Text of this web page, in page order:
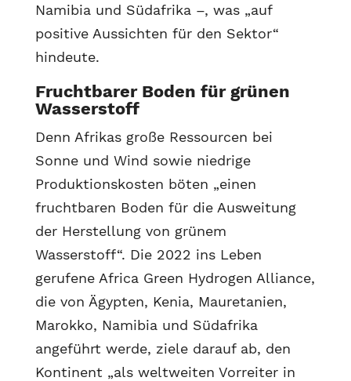
Namibia und Südafrika –, was „auf
positive Aussichten für den Sektor“
hindeute.
Fruchtbarer Boden für grünen
Wasserstoff
Denn Afrikas große Ressourcen bei
Sonne und Wind sowie niedrige
Produktionskosten böten „einen
fruchtbaren Boden für die Ausweitung
der Herstellung von grünem
Wasserstoff“. Die 2022 ins Leben
gerufene Africa Green Hydrogen Alliance,
die von Ägypten, Kenia, Mauretanien,
Marokko, Namibia und Südafrika
angeführt werde, ziele darauf ab, den
Kontinent „als weltweiten Vorreiter in